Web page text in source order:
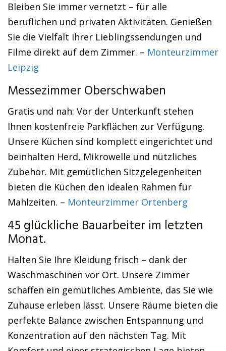
Bleiben Sie immer vernetzt – für alle
beruflichen und privaten Aktivitäten. Genießen
Sie die Vielfalt Ihrer Lieblingssendungen und
Filme direkt auf dem Zimmer. – Monteurzimmer
Leipzig
Messezimmer Oberschwaben
Gratis und nah: Vor der Unterkunft stehen
Ihnen kostenfreie Parkflächen zur Verfügung.
Unsere Küchen sind komplett eingerichtet und
beinhalten Herd, Mikrowelle und nützliches
Zubehör. Mit gemütlichen Sitzgelegenheiten
bieten die Küchen den idealen Rahmen für
Mahlzeiten. – Monteurzimmer Ortenberg
45 glückliche Bauarbeiter im letzten
Monat.
Halten Sie Ihre Kleidung frisch – dank der
Waschmaschinen vor Ort. Unsere Zimmer
schaffen ein gemütliches Ambiente, das Sie wie
Zuhause erleben lässt. Unsere Räume bieten die
perfekte Balance zwischen Entspannung und
Konzentration auf den nächsten Tag. Mit